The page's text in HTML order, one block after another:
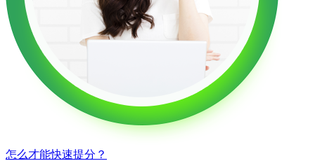
怎么才能快速提分？